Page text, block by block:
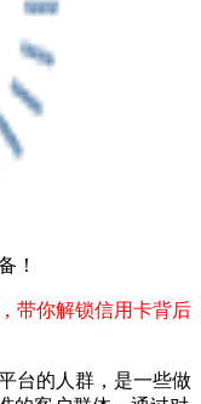
！
带你解锁信用卡背后
台的人群，是一些做